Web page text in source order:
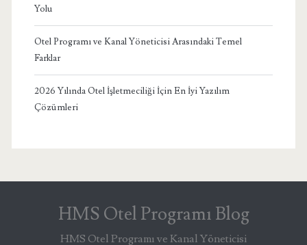
Yolu
Otel Programı ve Kanal Yöneticisi Arasındaki Temel
Farklar
2026 Yılında Otel İşletmeciliği İçin En İyi Yazılım
Çözümleri
HMS Otel Programı Blog
HMS Otel Programı ve Kanal Yöneticisi